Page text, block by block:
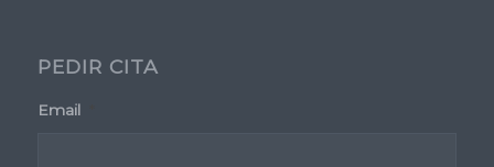
PEDIR CITA
Email